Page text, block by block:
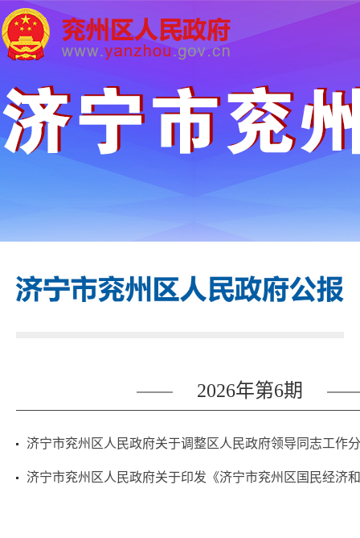
2026年第6期
济宁市兖州区人民政府关于调整区人民政府领导同志工作
济宁市兖州区人民政府关于印发《济宁市兖州区国民经济